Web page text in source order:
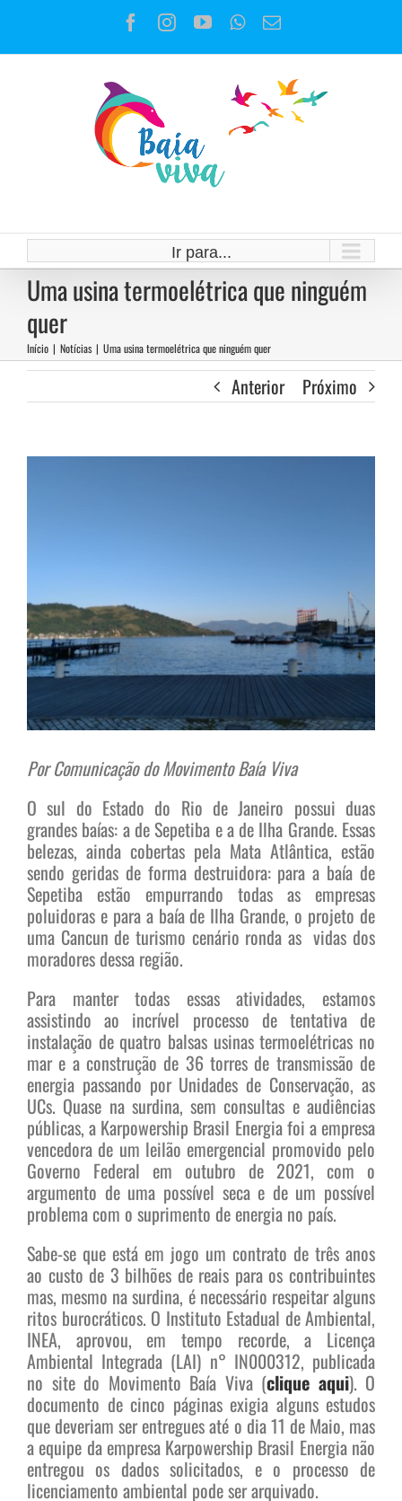
o
Facebook
Instagram
YouTubeWhatsApp
E-
Ir para...
Uma usina termoelétrica que ninguém
quer
Início | Notícias | Uma usina termoelétrica que ninguém quer
Anterior Próximo
Por Comunicação do Movimento Baía Viva
O sul do Estado do Rio de Janeiro possui duas
grandes baías: a de Sepetiba e a de Ilha Grande. Essas
belezas, ainda cobertas pela Mata Atlântica, estão
sendo geridas de forma destruidora: para a baía de
Sepetiba estão empurrando todas as empresas
poluidoras e para a baía de Ilha Grande, o projeto de
uma Cancun de turismo cenário ronda as vidas dos
moradores dessa região.
Para manter todas essas atividades, estamos
assistindo ao incrível processo de tentativa de
instalação de quatro balsas usinas termoelétricas no
mar e a construção de 36 torres de transmissão de
energia passando por Unidades de Conservação, as
UCs. Quase na surdina, sem consultas e audiências
públicas, a Karpowership Brasil Energia foi a empresa
vencedora de um leilão emergencial promovido pelo
Governo Federal em outubro de 2021, com o
argumento de uma possível seca e de um possível
problema com o suprimento de energia no país.
Sabe-se que está em jogo um contrato de três anos
ao custo de 3 bilhões de reais para os contribuintes
mas, mesmo na surdina, é necessário respeitar alguns
ritos burocráticos. O Instituto Estadual de Ambiental,
INEA, aprovou, em tempo recorde, a Licença
Ambiental Integrada (LAI) n° IN000312, publicada
no site do Movimento Baía Viva (clique aqui). O
documento de cinco páginas exigia alguns estudos
que deveriam ser entregues até o dia 11 de Maio, mas
a equipe da empresa Karpowership Brasil Energia não
entregou os dados solicitados, e o processo de
licenciamento ambiental pode ser arquivado.